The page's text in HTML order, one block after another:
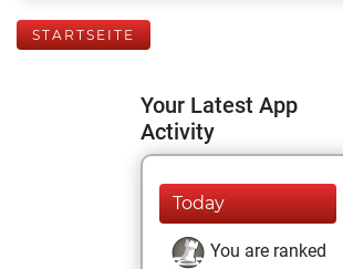
STARTSEITE
Your Latest App
Activity
Today
You are ranked